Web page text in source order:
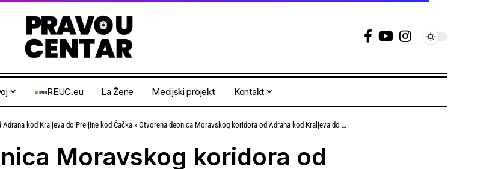
REUC.eu La Žene Medijski projekti Kontakt
kod Kraljeva do Preljine kod Čačka» Otvorena deonica Moravskog koridora od Adrana kod Kraljeva do Preljine kod Čačka
Moravskog koridora od